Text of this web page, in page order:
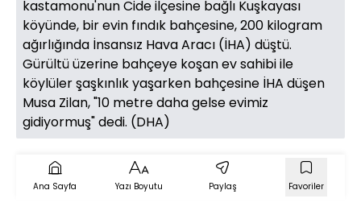
kastamonu'nun Cide ilçesine bağlı Kuşkayası
köyünde, bir evin fındık bahçesine, 200 kilogram
ağırlığında İnsansız Hava Aracı (İHA) düştü.
Gürültü üzerine bahçeye koşan ev sahibi ile
köylüler şaşkınlık yaşarken bahçesine İHA düşen
Musa Zilan, "10 metre daha gelse evimiz
gidiyormuş" dedi. (DHA)
Ana Sayfa Yazı Boyutu Paylaş Favoriler